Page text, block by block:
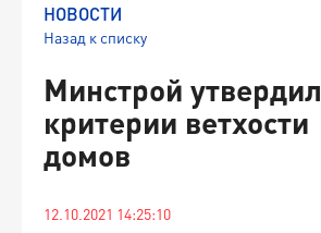
НОВОСТИ
Назад к списку
Минстрой утвердил
критерии ветхости
домов
12.10.2021 14:25:10